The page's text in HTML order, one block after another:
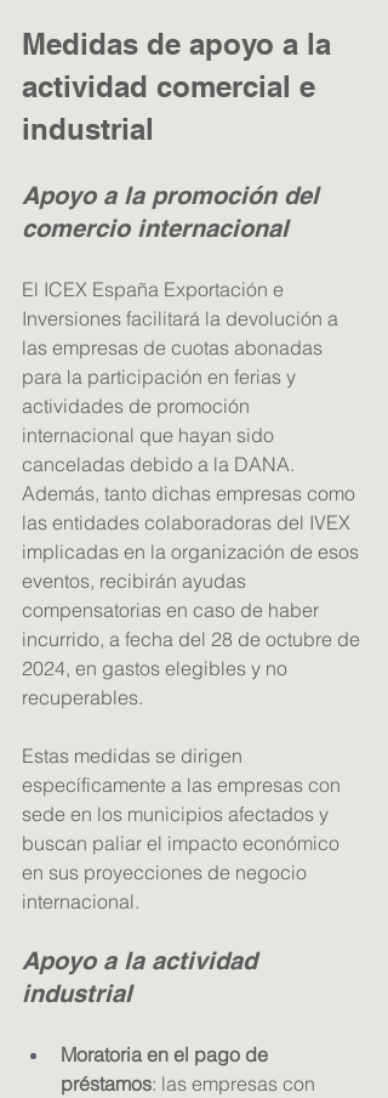
Medidas de apoyo a la
actividad comercial e
industrial
Apoyo a la promoción del
comercio internacional
El ICEX España Exportación e
Inversiones facilitará la devolución a
las empresas de cuotas abonadas
para la participación en ferias y
actividades de promoción
internacional que hayan sido
canceladas debido a la DANA.
Además, tanto dichas empresas como
las entidades colaboradoras del IVEX
implicadas en la organización de esos
eventos, recibirán ayudas
compensatorias en caso de haber
incurrido, a fecha del 28 de octubre de
2024, en gastos elegibles y no
recuperables.
Estas medidas se dirigen
específicamente a las empresas con
sede en los municipios afectados y
buscan paliar el impacto económico
en sus proyecciones de negocio
internacional.
Apoyo a la actividad
industrial
Moratoria en el pago de
préstamos: las empresas con